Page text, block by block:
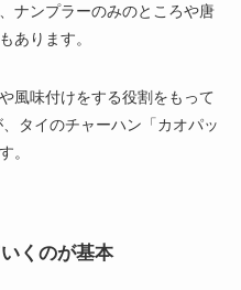
ナンプラーのみのところや唐
あります。
風味付けをする役割をもって
タイのチャーハン「カオパッ
。
くのが基本